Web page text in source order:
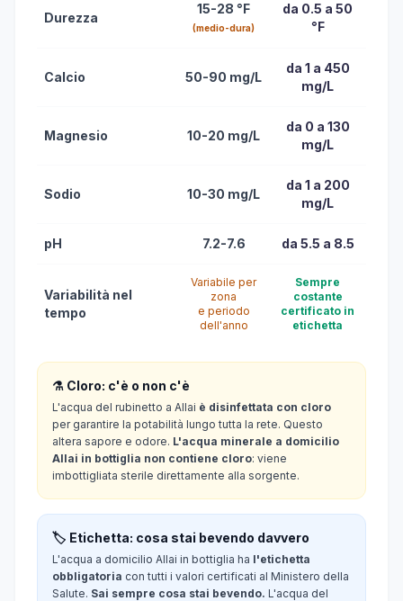
Durezza
15-28 °F
(medio-dura)
da 0.5 a 50
°F
Calcio 50-90 mg/L
da 1 a 450
mg/L
Magnesio 10-20 mg/L
da 0 a 130
mg/L
Sodio 10-30 mg/L
da 1 a 200
mg/L
pH 7.2-7.6 da 5.5 a 8.5
Variabilità nel
tempo
Variabile per
zona
e periodo
dell'anno
Sempre
costante
certificato in
etichetta
⚗️ Cloro: c'è o non c'è
L'acqua del rubinetto a Allai è disinfettata con cloro
per garantire la potabilità lungo tutta la rete. Questo
altera sapore e odore. L'acqua minerale a domicilio
Allai in bottiglia non contiene cloro: viene
imbottigliata sterile direttamente alla sorgente.
🏷️ Etichetta: cosa stai bevendo davvero
L'acqua a domicilio Allai in bottiglia ha l'etichetta
obbligatoria con tutti i valori certificati al Ministero della
Salute. Sai sempre cosa stai bevendo. L'acqua del